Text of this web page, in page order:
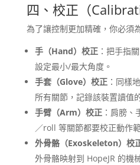
四、校正（
為了讓控制更加精確，你必須
手（Hand）校正：把手指
設定最小/最大角度。
手套（Glove）校正：同樣
所有關節，記錄該裝置讀值
手臂（Arm）校正：肩膀、
／roll 等關節都要校正動作
外骨骼（Exoskeleton）校
外骨骼映射到 HopeJR 的機